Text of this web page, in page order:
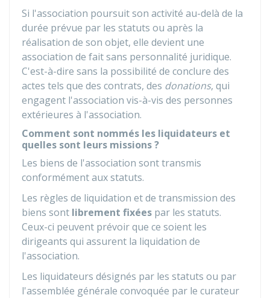
Si l'association poursuit son activité au-delà de la
durée prévue par les statuts ou après la
réalisation de son objet, elle devient une
association de fait sans personnalité juridique.
C'est-à-dire sans la possibilité de conclure des
actes tels que des contrats, des donations, qui
engagent l'association vis-à-vis des personnes
extérieures à l'association.
Comment sont nommés les liquidateurs et
quelles sont leurs missions ?
Les biens de l'association sont transmis
conformément aux statuts.
Les règles de liquidation et de transmission des
biens sont librement fixées par les statuts.
Ceux-ci peuvent prévoir que ce soient les
dirigeants qui assurent la liquidation de
l'association.
Les liquidateurs désignés par les statuts ou par
l'assemblée générale convoquée par le curateur